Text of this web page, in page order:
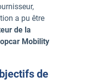
a pu être
de la
Mobility
de